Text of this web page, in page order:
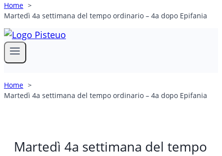
Home
Martedì 4a settimana del tempo ordinario – 4a dopo Epifania
Home
Martedì 4a settimana del tempo ordinario – 4a dopo Epifania
Martedì 4a settimana del tempo